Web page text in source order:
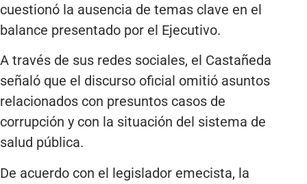
cuestionó la ausencia de temas clave en el
balance presentado por el Ejecutivo.
A través de sus redes sociales, el Castañeda
señaló que el discurso oficial omitió asuntos
relacionados con presuntos casos de
corrupción y con la situación del sistema de
salud pública.
De acuerdo con el legislador emecista, la